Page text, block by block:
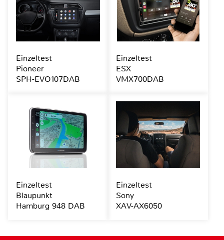
Einzeltest
Pioneer
SPH-EVO107DAB
Einzeltest
ESX
VMX700DAB
Einzeltest
Blaupunkt
Hamburg 948 DAB
Einzeltest
Sony
XAV-AX6050